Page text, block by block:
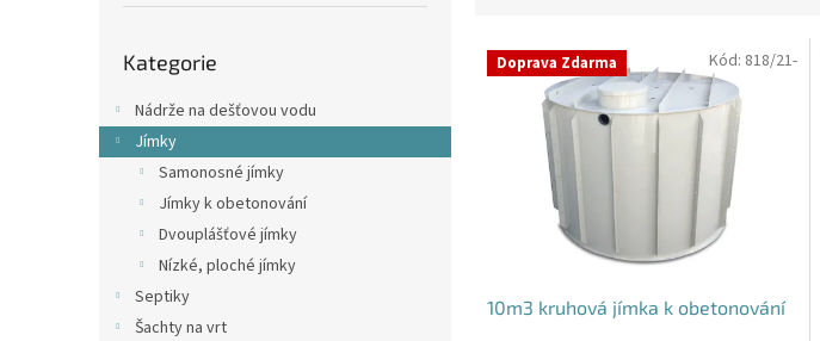
kategorie
Kategorie
Nádrže na dešťovou vodu
Jímky
Samonosné jímky
Jímky k obetonování
Dvouplášťové jímky
Nízké, ploché jímky
Septiky
Šachty na vrt
nV Doprava Zdarma
10m3 kruhová jímka k obetonování
Kód: 818/21-